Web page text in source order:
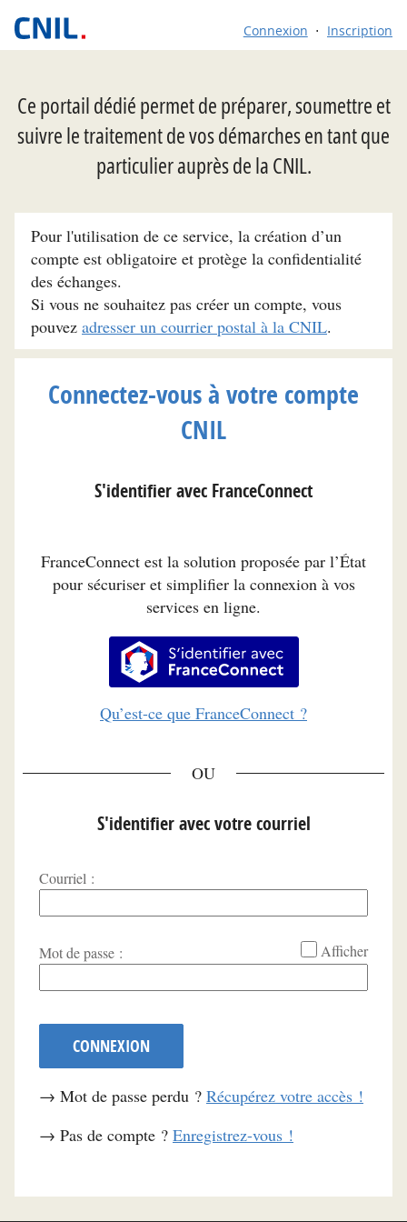
Connexion Inscription
Ce portail dédié permet de préparer, soumettre et
suivre le traitement de vos démarches en tant que
particulier auprès de la CNIL.
Pour l'utilisation de ce service, la création d’un
compte est obligatoire et protège la confidentialité
des échanges.
Si vous ne souhaitez pas créer un compte, vous
pouvez adresser un courrier postal à la CNIL.
Connectez-vous à votre compte
CNIL
S'identifier avec FranceConnect
FranceConnect est la solution proposée par l’État
pour sécuriser et simplifier la connexion à vos
services en ligne.
S’identifier avec
Qu’est-ce que FranceConnect ?
S'identifier avec votre courriel
Courriel :
Mot de passe : Afficher
CONNEXION
→ Mot de passe perdu ? Récupérez votre accès !
→ Pas de compte ? Enregistrez-vous !